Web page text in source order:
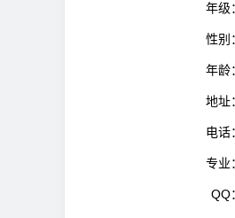
年级：
性别：
年龄：
地址：
电话：
专业：
QQ：